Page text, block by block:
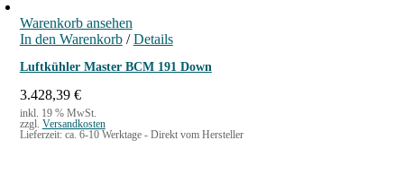
Warenkorb ansehen
In den Warenkorb / Details
Luftkühler Master BCM 191 Down
3.428,39 €
inkl. 19 % MwSt.
zzgl. Versandkosten
Lieferzeit: ca. 6-10 Werktage - Direkt vom Hersteller